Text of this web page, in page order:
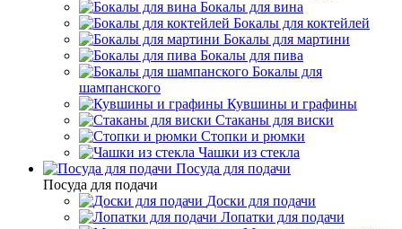
Бокалы для вина
Бокалы для коктейлей
Бокалы для мартини
Бокалы для пива
Бокалы для
шампанского
Кувшины и графины
Стаканы для виски
Стопки и рюмки
Чашки из стекла
Посуда для подачи
Посуда для подачи
Доски для подачи
Лопатки для подачи